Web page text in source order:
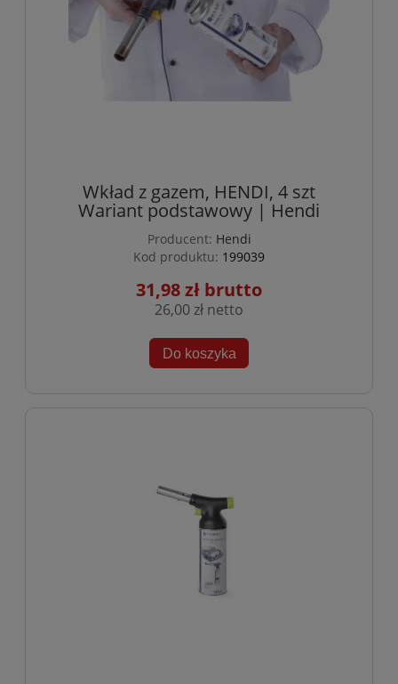
Wkład z gazem, HENDI, 4 szt
Wariant podstawowy | Hendi
Producent: Hendi
Kod produktu: 199039
31,98 zł
26,00 zł
Do koszyka